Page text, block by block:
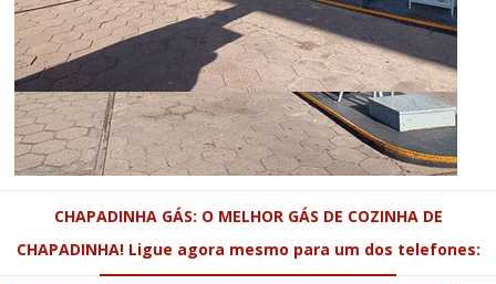
CHAPADINHA GÁS: O MELHOR GÁS DE COZINHA DE
CHAPADINHA! Ligue agora mesmo para um dos telefones: